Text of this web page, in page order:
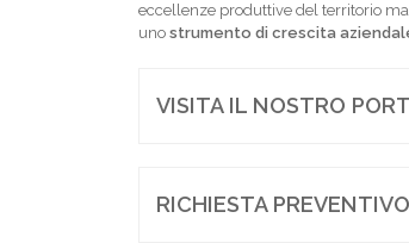
eccellenze produttive del territorio
uno strumento di crescita
VISITA IL NOSTRO
RICHIESTA